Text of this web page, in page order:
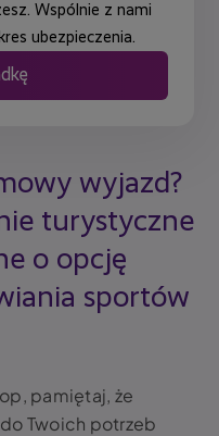
Wspólnie z nami
ubezpieczenia.
wyjazd?
turystyczne
o opcję
sportów
pamiętaj, że
Twoich potrzeb